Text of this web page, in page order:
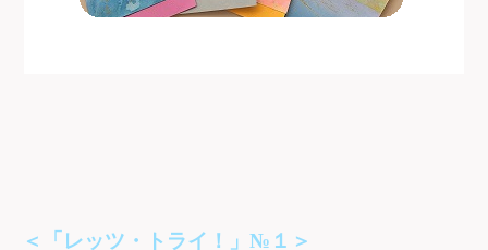
＜「レッツ・トライ！」№１＞